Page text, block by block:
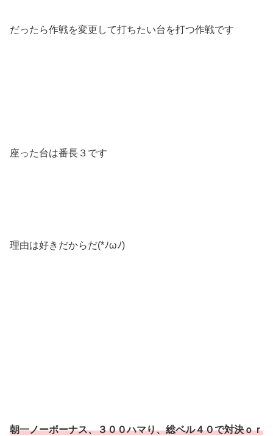
だったら作戦を変更して打ちたい台を打つ作戦です
座った台は番長３です
理由は好きだからだ(*ﾉωﾉ)
朝一ノーボーナス、３００ハマり、総ベル４０で対決ｏｒ